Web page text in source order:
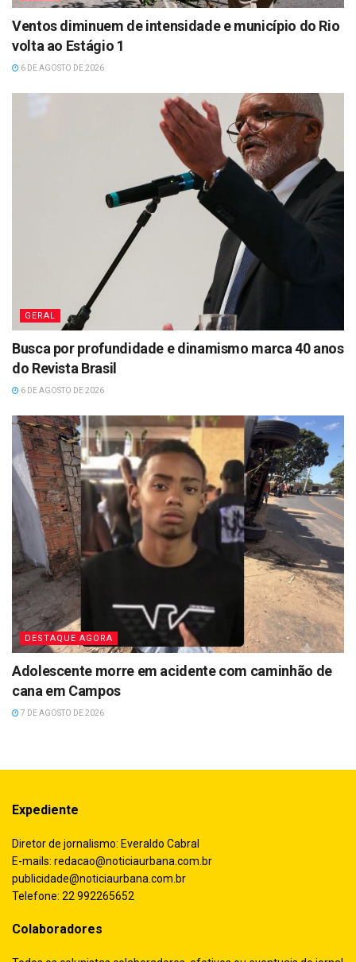
Ventos diminuem de intensidade e município do Rio
volta ao Estágio 1
6 DE AGOSTO DE 2026
GERAL
Busca por profundidade e dinamismo marca 40 anos
do Revista Brasil
6 DE AGOSTO DE 2026
DESTAQUE AGORA
Adolescente morre em acidente com caminhão de
cana em Campos
7 DE AGOSTO DE 2026
Expediente
Diretor de jornalismo: Everaldo Cabral
E-mails: redacao@noticiaurbana.com.br
publicidade@noticiaurbana.com.br
Telefone: 22 992265652
Colaboradores